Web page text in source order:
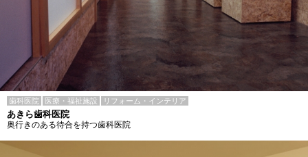
歯科医院 医療・福祉施設 リフォーム・インテリア
あきら歯科医院
奥行きのある待合を持つ歯科医院